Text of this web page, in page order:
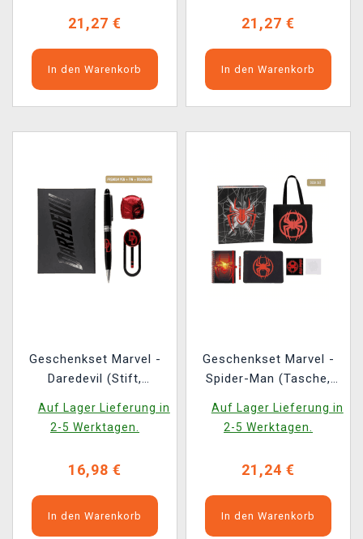
21,27 €
In den Warenkorb
21,27 €
In den Warenkorb
Geschenkset Marvel -
Daredevil (Stift,
Ansteckpin)
Auf Lager Lieferung in
2-5 Werktagen.
16,98 €
In den Warenkorb
Geschenkset Marvel -
Spider-Man (Tasche,
Notizblock, Sticker)
Auf Lager Lieferung in
2-5 Werktagen.
21,24 €
In den Warenkorb